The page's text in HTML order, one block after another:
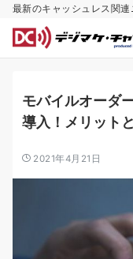
最新のキャッシュレス関連
モバイルオーダ
導入！メリット
2021年4月21日